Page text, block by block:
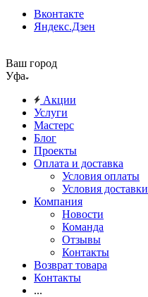
Вконтакте
Яндекс.Дзен
Ваш город
Уфа
Акции
Услуги
Мастерс
Блог
Проекты
Оплата и доставка
Условия оплаты
Условия доставки
Компания
Новости
Команда
Отзывы
Контакты
Возврат товара
Контакты
...